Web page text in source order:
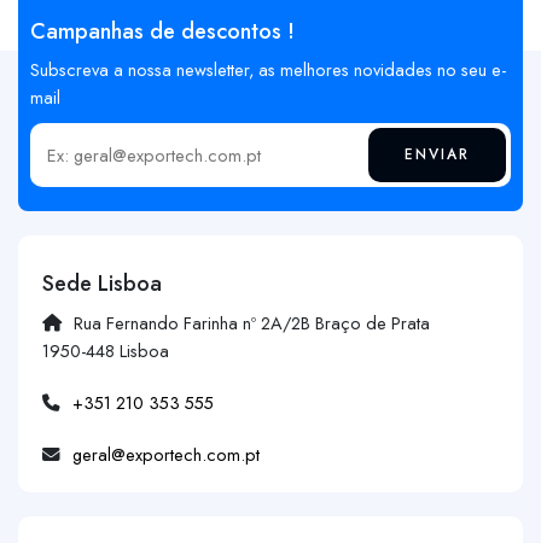
Campanhas de descontos !
Subscreva a nossa newsletter, as melhores novidades no seu e-
mail
Insira o seu email ENVIAR
Sede Lisboa
Rua Fernando Farinha nº 2A/2B Braço de Prata
1950-448 Lisboa
+351 210 353 555
geral@exportech.com.pt